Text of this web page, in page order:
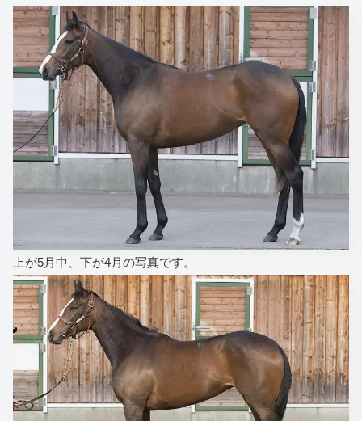
上が5月中、下が4月の写真です。